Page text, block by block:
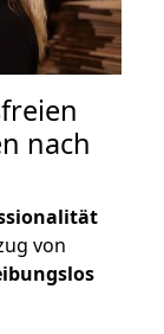
nach
von